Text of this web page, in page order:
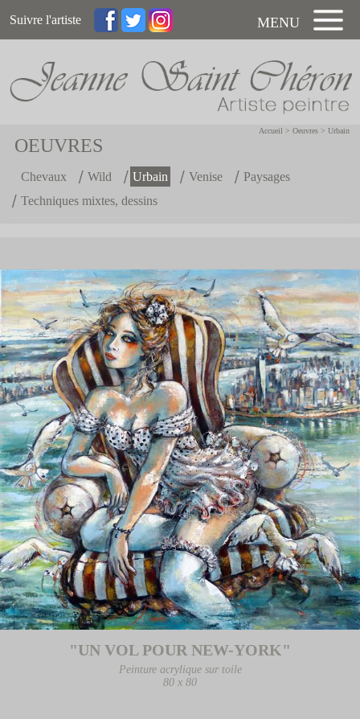
Suivre l'artiste MENU
Accueil > Oeuvres > Urbain
OEUVRES
Chevaux Wild Urbain Venise
Paysages
Techniques mixtes, dessins
"UN VOL POUR NEW-YORK"
Peinture acrylique sur toile
80 x 80